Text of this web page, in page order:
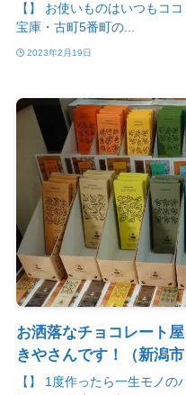
【】 お使いものはいつもコ
宝庫・古町5番町の...
2023年2月19日
お洒落なチョコレート
きやさんです！（新潟市
【】 1度作ったら一生モノ